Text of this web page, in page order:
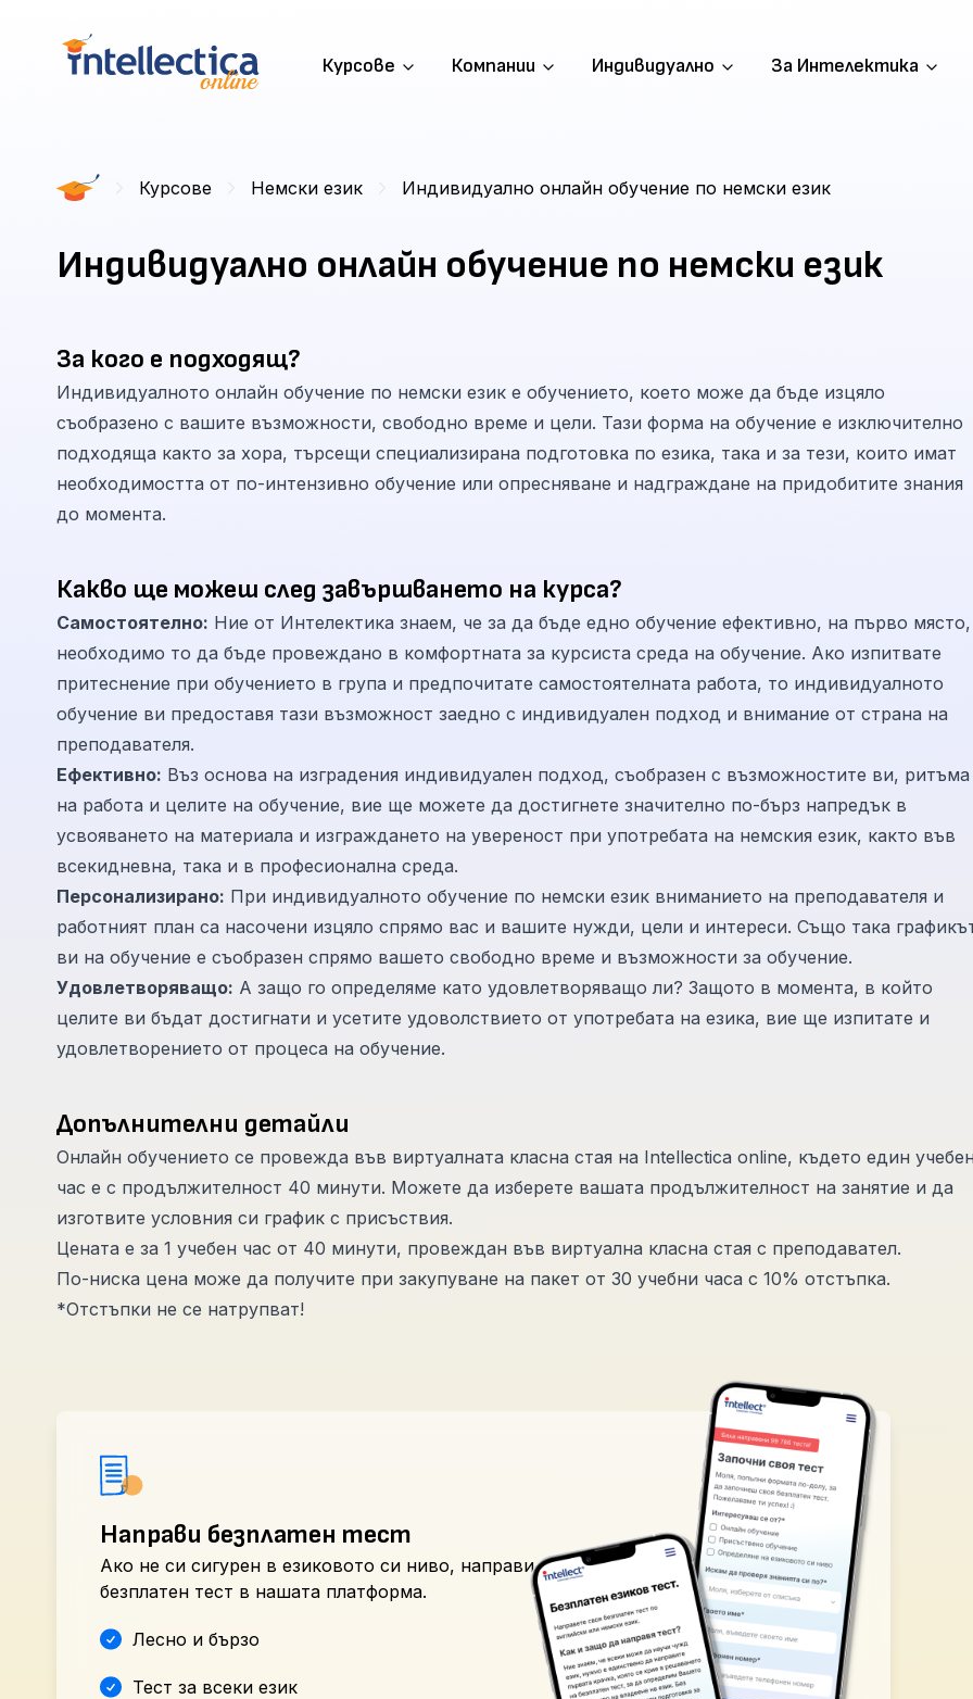
Курсове Компании Индивидуално За Интелектика
Курсове Немски език Индивидуално онлайн обучение по немски език
Индивидуално онлайн обучение по немски език
За кого е подходящ?
Индивидуалното онлайн обучение по немски език е обучението, което може да бъде изцяло
съобразено с вашите възможности, свободно време и цели. Тази форма на обучение е изключително
подходяща както за хора, търсещи специализирана подготовка по езика, така и за тези, които имат
необходимостта от по-интензивно обучение или опресняване и надграждане на придобитите знания
до момента.
Какво ще можеш след завършването на курса?
Самостоятелно: Ние от Интелектика знаем, че за да бъде едно обучение ефективно, на първо място, е
необходимо то да бъде провеждано в комфортната за курсиста среда на обучение. Ако изпитвате
притеснение при обучението в група и предпочитате самостоятелната работа, то индивидуалното
обучение ви предоставя тази възможност заедно с индивидуален подход и внимание от страна на
преподавателя.
Ефективно: Въз основа на изградения индивидуален подход, съобразен с възможностите ви, ритъма
на работа и целите на обучение, вие ще можете да достигнете значително по-бърз напредък в
усвояването на материала и изграждането на увереност при употребата на немския език, както във
всекидневна, така и в професионална среда.
Персонализирано: При индивидуалното обучение по немски език вниманието на преподавателя и
работният план са насочени изцяло спрямо вас и вашите нужди, цели и интереси. Също така
ви на обучение е съобразен спрямо вашето свободно време и възможности за обучение.
Удовлетворяващо: А защо го определяме като удовлетворяващо ли? Защото в момента, в който
целите ви бъдат достигнати и усетите удоволствието от употребата на езика, вие ще изпитате и
удовлетворението от процеса на обучение.
Допълнителни детайли
Онлайн обучението се провежда във виртуалната класна стая на Intellectica online, където един
час е с продължителност 40 минути. Можете да изберете вашата продължителност на занятие и да
изготвите условния си график с присъствия.
Цената е за 1 учебен час от 40 минути, провеждан във виртуална класна стая с преподавател.
По-ниска цена може да получите при закупуване на пакет от 30 учебни часа с 10% отстъпка.
*Отстъпки не се натрупват!
Направи безплатен тест
Ако не си сигурен в езиковото си ниво, направи
безплатен тест в нашата платформа.
Лесно и бързо
Тест за всеки език